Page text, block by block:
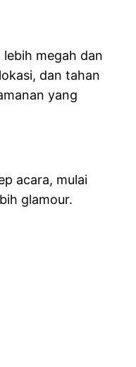
megah dan
dan tahan
yang
acara, mulai
glamour.